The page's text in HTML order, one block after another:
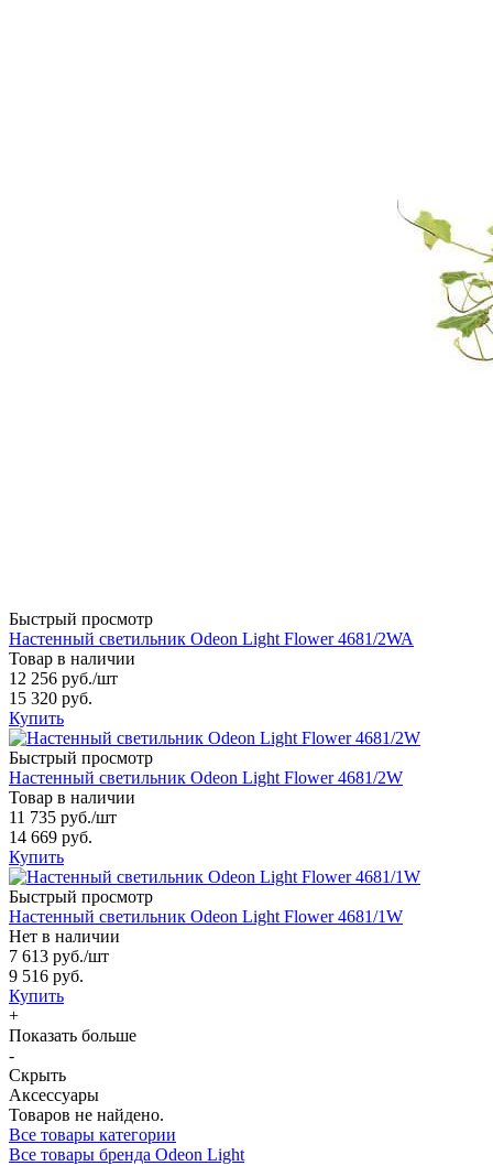
Быстрый просмотр
Настенный светильник Odeon Light Flower 4681/2WA
Товар в наличии
12 256 руб./шт
15 320 руб.
Купить
Быстрый просмотр
Настенный светильник Odeon Light Flower 4681/2W
Товар в наличии
11 735 руб./шт
14 669 руб.
Купить
Быстрый просмотр
Настенный светильник Odeon Light Flower 4681/1W
Нет в наличии
7 613 руб./шт
9 516 руб.
Купить
+
Показать больше
-
Скрыть
Аксессуары
Товаров не найдено.
Все товары категории
Все товары бренда Odeon Light